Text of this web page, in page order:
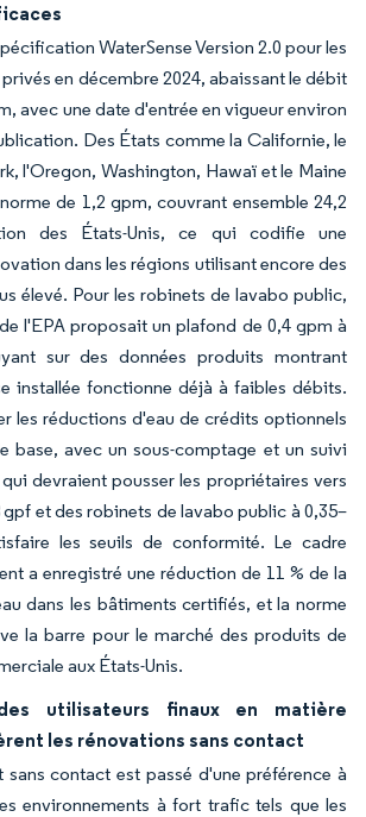
WaterSense Version 2.0 pour les
en décembre 2024, abaissant le débit
avec une date d'entrée en vigueur environ
Des États comme la Californie, le
l'Oregon, Washington, Hawaï et le Maine
de 1,2 gpm, couvrant ensemble 24,2
des États-Unis, ce qui codifie une
dans les régions utilisant encore des
élevé. Pour les robinets de lavabo public,
l'EPA proposait un plafond de 0,4 gpm à
sur des données produits montrant
installée fonctionne déjà à faibles débits.
les réductions d'eau de crédits optionnels
base, avec un sous-comptage et un suivi
devraient pousser les propriétaires vers
et des robinets de lavabo public à 0,35–
les seuils de conformité. Le cadre
a enregistré une réduction de 11 % de la
dans les bâtiments certifiés, et la norme
la barre pour le marché des produits de
aux États-Unis.
utilisateurs finaux en matière
les rénovations sans contact
sans contact est passé d'une préférence à
environnements à fort trafic tels que les